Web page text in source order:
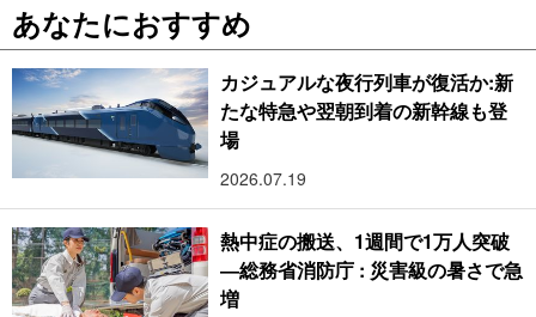
あなたにおすすめ
カジュアルな夜行列車が復活か:新
たな特急や翌朝到着の新幹線も登
場
2026.07.19
熱中症の搬送、1週間で1万人突破
―総務省消防庁 : 災害級の暑さで急
増